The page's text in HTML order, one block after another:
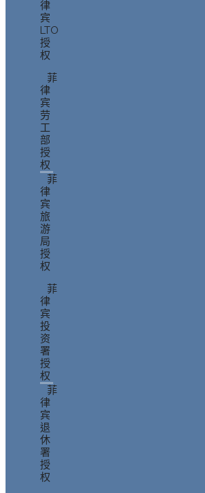
律
宾
LTO
授
权
菲
律
宾
劳
工
部
授
权
菲
律
宾
旅
游
局
授
权
菲
律
宾
投
资
署
授
权
菲
律
宾
退
休
署
授
权